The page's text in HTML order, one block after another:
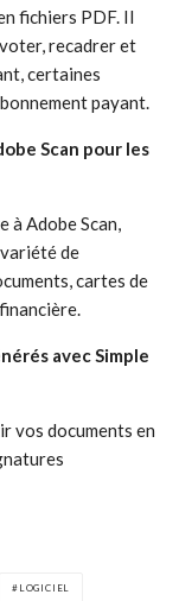
fichiers PDF. Il
recadrer et
certaines
payant.
Scan pour les
à Adobe Scan,
de
cartes de
avec Simple
vos documents en
LOGICIEL